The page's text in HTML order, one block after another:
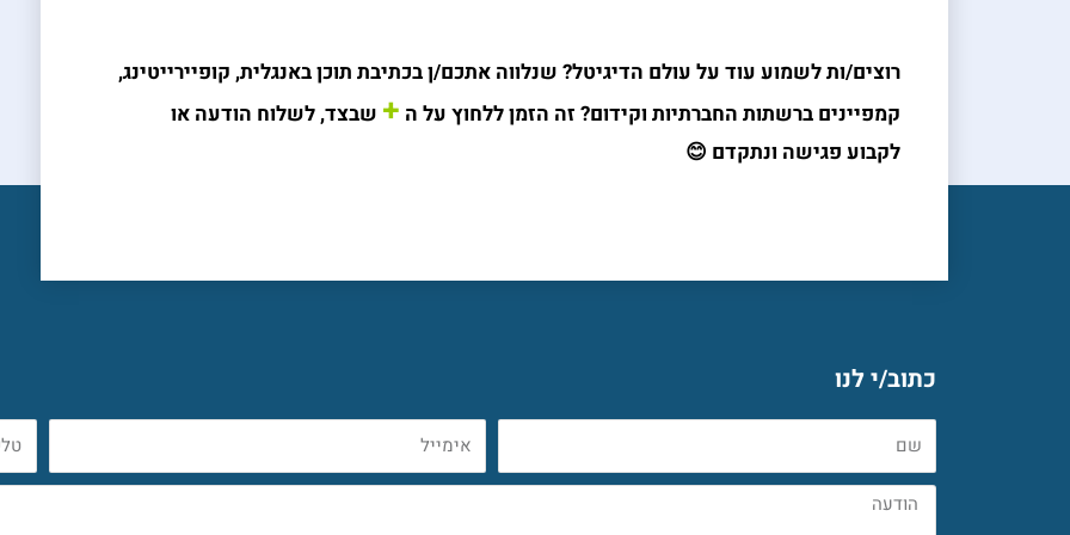
רוצים/ות לשמוע עוד על עולם הדיגיטל? שנלווה אתכם/ן בכתיבת תוכן באנגלית, קופיירייטינג,
קמפיינים ברשתות החברתיות וקידום? זה הזמן ללחוץ על ה + שבצד, לשלוח הודעה או
לקבוע פגישה ונתקדם 😊
כתוב/י לנו
הודעה